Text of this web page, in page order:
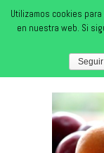
marzo
Utilizamos cookies
en nuestra web. Si